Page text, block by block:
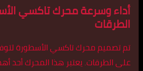
أداء وسرعة محرك تاكسي
الطرقات
تم تصميم محرك تاكسي الأسطورة
على الطرقات. يعتبر هذا المحرك أحد